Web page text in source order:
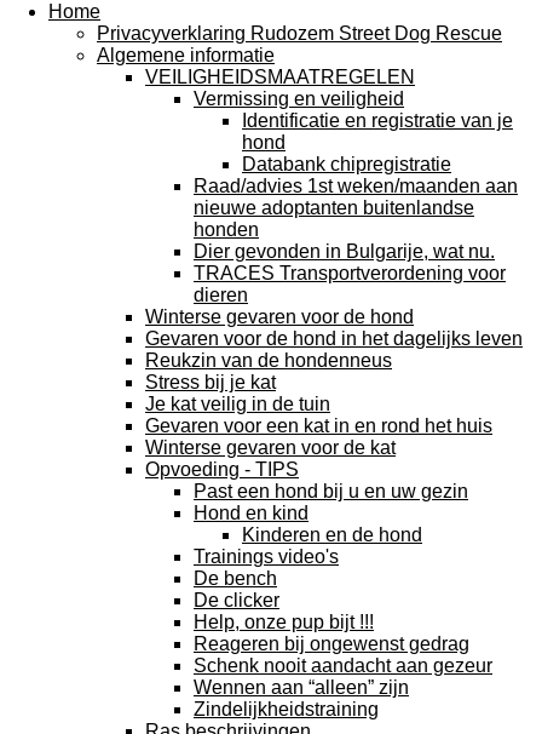
Home
Privacyverklaring Rudozem Street Dog Rescue
Algemene informatie
VEILIGHEIDSMAATREGELEN
Vermissing en veiligheid
Identificatie en registratie van je
hond
Databank chipregistratie
Raad/advies 1st weken/maanden aan
nieuwe adoptanten buitenlandse
honden
Dier gevonden in Bulgarije, wat nu.
TRACES Transportverordening voor
dieren
Winterse gevaren voor de hond
Gevaren voor de hond in het dagelijks leven
Reukzin van de hondenneus
Stress bij je kat
Je kat veilig in de tuin
Gevaren voor een kat in en rond het huis
Winterse gevaren voor de kat
Opvoeding - TIPS
Past een hond bij u en uw gezin
Hond en kind
Kinderen en de hond
Trainings video's
De bench
De clicker
Help, onze pup bijt !!!
Reageren bij ongewenst gedrag
Schenk nooit aandacht aan gezeur
Wennen aan “alleen” zijn
Zindelijkheidstraining